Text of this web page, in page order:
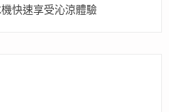
快速享受沁涼體驗